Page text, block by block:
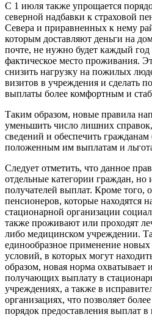
С 1 июля также упрощается
северной надбавки к страховой
Севера и приравненных к нему
которым доставляют деньги на
почте, не нужно будет каждый год
фактическое место проживания.
снизить нагрузку на пожилых
визитов в учреждения и сделать
выплаты более комфортным и
Таким образом, новые правила
уменьшить число лишних
сведений и обеспечить гражданам
положенным им выплатам и
Следует отметить, что данное
отдельные категории граждан,
получателей выплат. Кроме того,
пенсионеров, которые находятся
стационарной организации
также проживают или проходят
либо медицинском учреждении.
единообразное применение
условий, в которых могут
образом, новая норма охватывает
получающих выплату в
учреждениях, а также в
организациях, что позволяет
порядок предоставления выплат